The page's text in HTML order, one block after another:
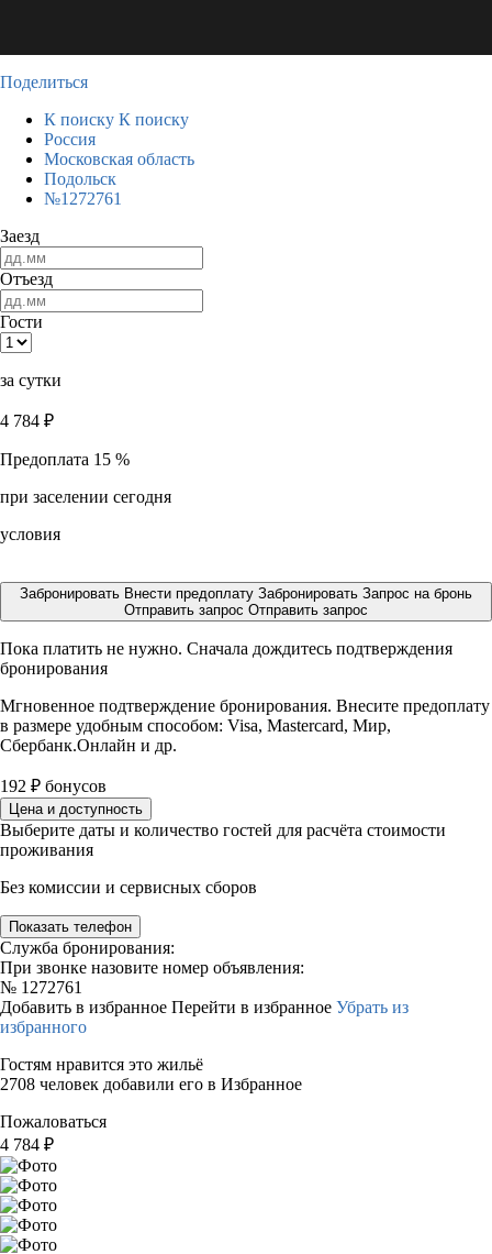
Поделиться
К поиску К поиску
Россия
Московская область
Подольск
№1272761
Заезд
Отъезд
Гости
за сутки
4 784 ₽
Предоплата 15 %
при заселении сегодня
условия
Забронировать Внести предоплату Забронировать Запрос на бронь
Отправить запрос Отправить запрос
Пока платить не нужно. Сначала дождитесь подтверждения
бронирования
Мгновенное подтверждение бронирования. Внесите предоплату
в размере удобным способом: Visa, Mastercard, Мир,
Сбербанк.Онлайн и др.
192 ₽ бонусов
Цена и доступность
Выберите даты и количество гостей для расчёта стоимости
проживания
Без комиссии и сервисных сборов
Показать телефон
Служба бронирования:
При звонке назовите номер объявления:
№ 1272761
Добавить в избранное Перейти в избранное Убрать из
избранного
Гостям нравится это жильё
2708 человек добавили его в Избранное
Пожаловаться
4 784 ₽